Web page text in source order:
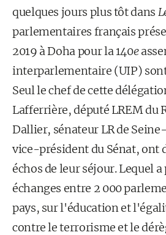
quelques jours plus tôt dans
parlementaires français
2019 à Doha pour la 140e
interparlementaire (UIP)
Seul le chef de cette
Lafferrière, député LREM du
Dallier, sénateur LR de
vice-président du Sénat, ont
échos de leur séjour. Lequel
échanges entre 2 000
pays, sur l'éducation et
contre le terrorisme et le